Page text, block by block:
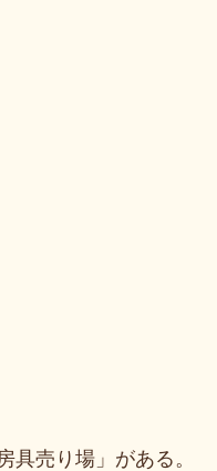
売り場」がある。